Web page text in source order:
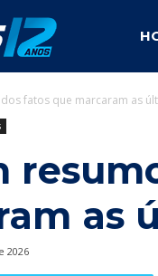
Cambira
Notícias
fatos que marcaram as
as
2026